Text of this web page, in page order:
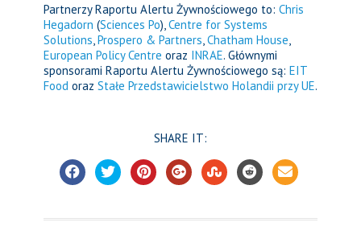
Partnerzy Raportu Alertu Żywnościowego to: Chris
Hegadorn (Sciences Po), Centre for Systems
Solutions Prospero & Partners Chatham House
European Policy Centre oraz INRAE. Głównymi
sponsorami Raportu Alertu Żywnościowego są: EIT
Food oraz Stałe Przedstawicielstwo Holandii przy UE.
SHARE IT: